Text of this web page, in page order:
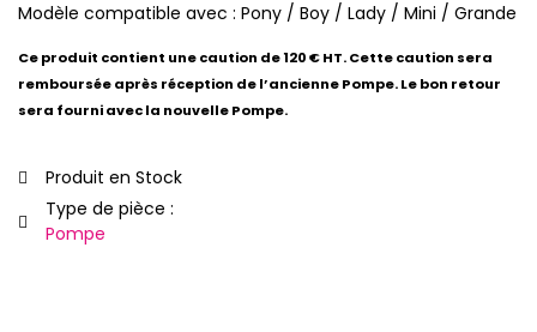
Modèle compatible avec : Pony / Boy / Lady / Mini / Grande
Ce produit contient une caution de 120 € HT. Cette caution sera
remboursée après réception de l’ancienne Pompe. Le bon retour
sera fourni avec la nouvelle Pompe.
Produit en Stock
Type de pièce :
Pompe